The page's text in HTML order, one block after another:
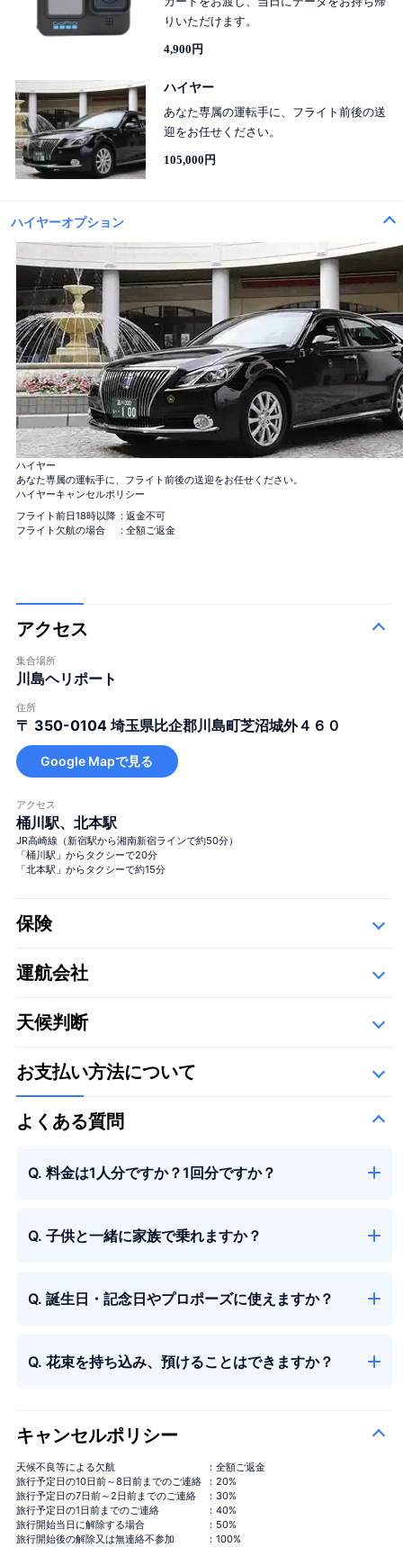
りいただけます。
4,900円
ハイヤー
あなた専属の運転手に、フライト前後の送
迎をお任せください。
105,000円
バラ100本花束
「100％の愛」
バラ12本花束
「結婚してください」
バラ40本花束
「真実の愛」
バラ108本花束
「結婚してください」
バラ99+1本花束
バラ100本花束
バラ40本花束
「真実の愛」
バラ99+1本花束
ズ演出に！
大きな花束 ＋¥29,800
季節の花束
ハイヤーオプション
ハイヤー
あなた専属の運転手に、フライト前後の送迎をお任せください。
ハイヤーキャンセルポリシー
フライト前日18時以降 : 返金不可
フライト欠航の場合
: 全額ご返金
アクセス
集合場所
川島ヘリポート
住所
〒 350-0104 埼玉県比企郡川島町芝沼城外４６０
Google Mapで見る
アクセス
桶川駅、北本駅
JR高崎線（新宿駅から湘南新宿ラインで約50分）
「桶川駅」からタクシーで20分
「北本駅」からタクシーで約15分
保険
運航会社
雄飛航空株式会社
天候判断
お支払い方法について
よくある質問
Q. 料金は1人分ですか？1回分ですか？
Q. 子供と一緒に家族で乗れますか？
Q. 誕生日・記念日やプロポーズに使えますか？
Q. 花束を持ち込み、預けることはできますか？
キャンセルポリシー
天候不良等による欠航
：全額ご返金
旅行予定日の10日前～8日前までのご連絡
：20%
旅行予定日の7日前～2日前までのご連絡
：30%
旅行予定日の1日前までのご連絡
：40%
旅行開始当日に解除する場合
：50%
旅行開始後の解除又は無連絡不参加
：100%